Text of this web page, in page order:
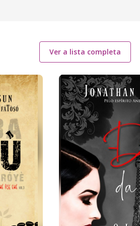
Ver a lista completa